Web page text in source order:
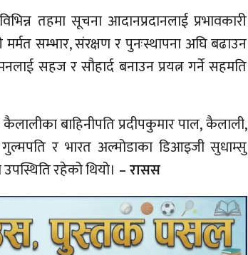
तहमा सूचना आदानप्रदानलाई प्रभावकारी
सम्भार, संरक्षण र पुनःस्थापना अघि बढाउन
सहज र सौहार्द बनाउन प्रयत्न गर्ने सहमति
बाहिनीपति प्रदीपकुमार पाल, कैलाली,
गुल्मपति र भारत अल्मोडाका डिआइजी सुधाम्सु
रहेको थियो। – रासस